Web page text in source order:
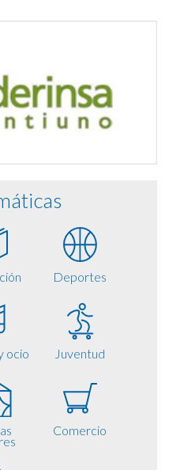
Deportes
ocio Juventud
Comercio